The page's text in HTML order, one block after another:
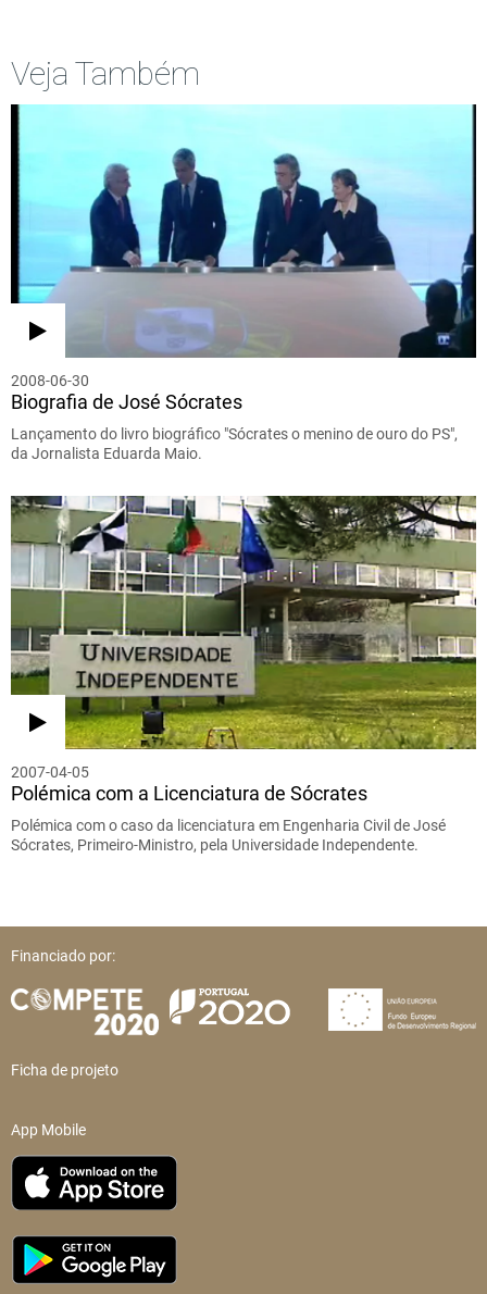
Veja Também
2008-06-30
Biografia de José Sócrates
Lançamento do livro biográfico "Sócrates o menino de ouro do PS",
da Jornalista Eduarda Maio.
2007-04-05
Polémica com a Licenciatura de Sócrates
Polémica com o caso da licenciatura em Engenharia Civil de José
Sócrates, Primeiro-Ministro, pela Universidade Independente.
Financiado por:
Ficha de projeto
App Mobile